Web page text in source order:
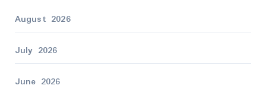
August 2026
July 2026
June 2026